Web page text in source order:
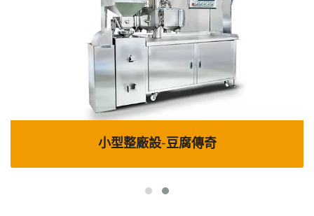
小型整廠設-豆腐傳奇